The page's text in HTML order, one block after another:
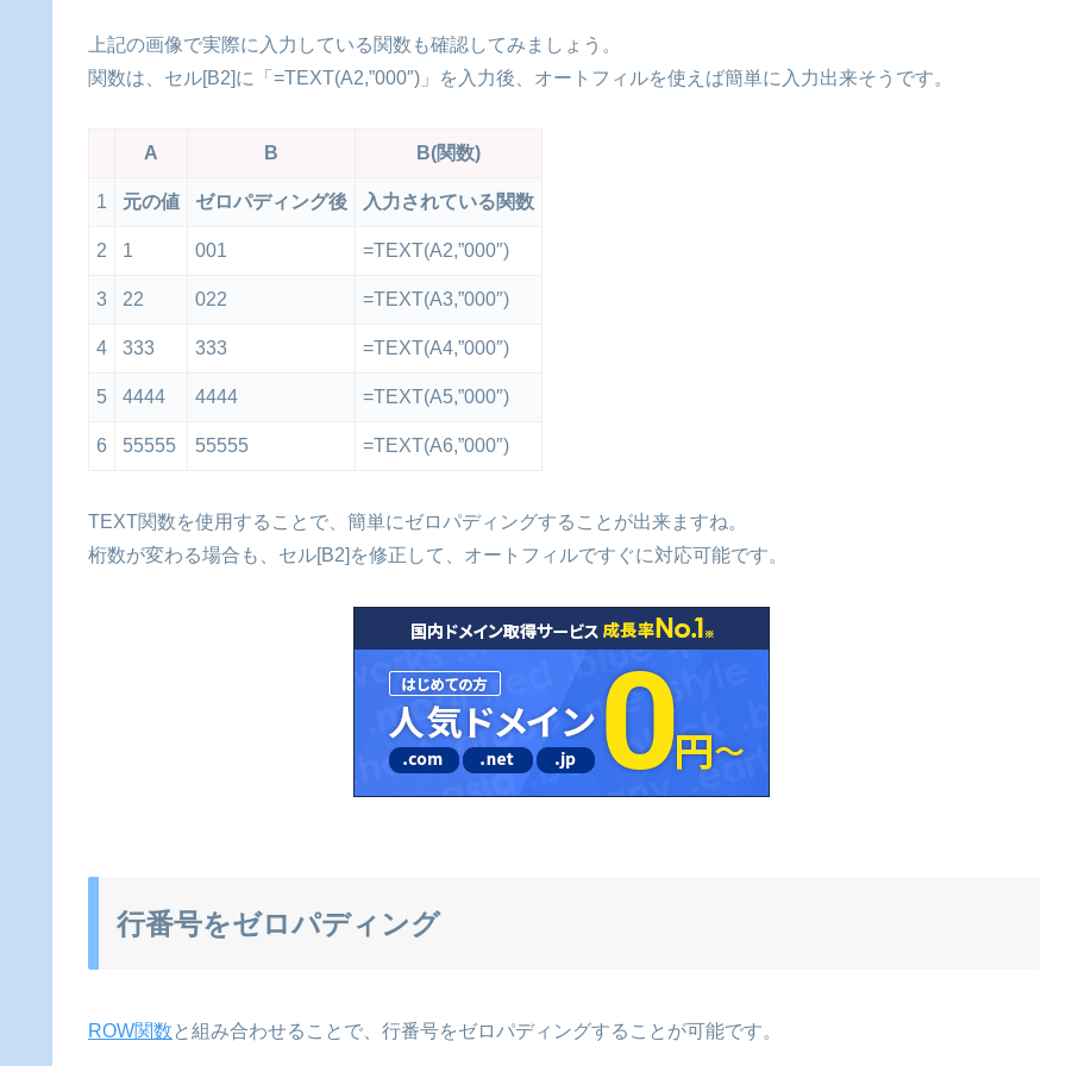
上記の画像で実際に入力している関数も確認してみましょう。
関数は、セル[B2]に「=TEXT(A2,”000″)」を入力後、オートフィルを使えば簡単に入力出来そうです。
A B B(関数)
1 元の値 ゼロパディング後 入力されている関数
2 1 001 =TEXT(A2,”000″)
3 22 022 =TEXT(A3,”000″)
4 333 333 =TEXT(A4,”000″)
5 4444 4444 =TEXT(A5,”000″)
6 55555 55555 =TEXT(A6,”000″)
TEXT関数を使用することで、簡単にゼロパディングすることが出来ますね。
桁数が変わる場合も、セル[B2]を修正して、オートフィルですぐに対応可能です。
行番号をゼロパディング
ROW関数 と組み合わせることで、行番号をゼロパディングすることが可能です。